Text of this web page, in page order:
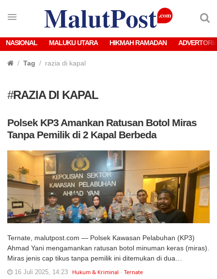
NASIONAL MALUKU UTARA HIKMAH RAMADAN
Tag razia di kapal
#RAZIA DI KAPAL
Polsek KP3 Amankan Ratusan Botol Miras
Tanpa Pemilik di 2 Kapal Berbeda
Ternate, malutpost.com — Polsek Kawasan Pelabuhan (KP3)
Ahmad Yani mengamankan ratusan botol minuman keras (miras).
Miras jenis cap tikus tanpa pemilik ini ditemukan di dua…
16 Juli 2025, 14:23 Hukum & Kriminal Ternate